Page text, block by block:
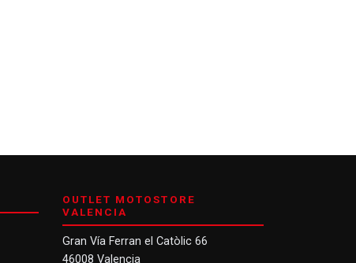
OUTLET MOTOSTORE
VALENCIA
Gran Vía Ferran el Catòlic 66
46008 Valencia